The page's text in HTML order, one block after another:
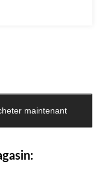
maintenant